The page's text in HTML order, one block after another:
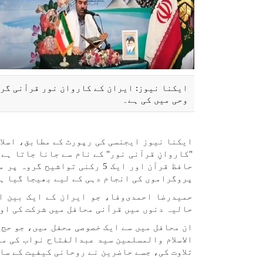
ایکنا نیوز: ایران کے کاروان نور قرآنی
وحی میں کی ہے۔
حافظ قرآن اور ایک 5 رکنی
پروگراموں کی انجام دہی کے لیے بھیجا گیا
حمیدرضا احمدی‌وفا، جو ایران کے ایک بین
حالیہ دنوں میں قرآنی محافل میں شرکت کی
ان محافل میں سے ایک خصوصی محفل میں، جو
الاسلام والمسلمین سید عبدالفتاح نواب
تلاوت کی، جسے حاضرین نے روحانی کیفیت کے